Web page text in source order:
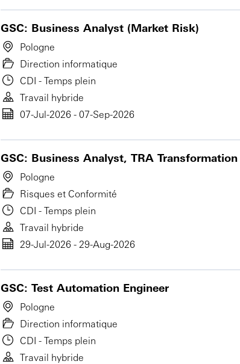
GSC: Business Analyst (Market Risk)
Pologne
Direction informatique
CDI - Temps plein
Travail hybride
07-Jul-2026 - 07-Sep-2026
GSC: Business Analyst, TRA Transformation
Pologne
Risques et Conformité
CDI - Temps plein
Travail hybride
29-Jul-2026 - 29-Aug-2026
GSC: Test Automation Engineer
Pologne
Direction informatique
CDI - Temps plein
Travail hybride